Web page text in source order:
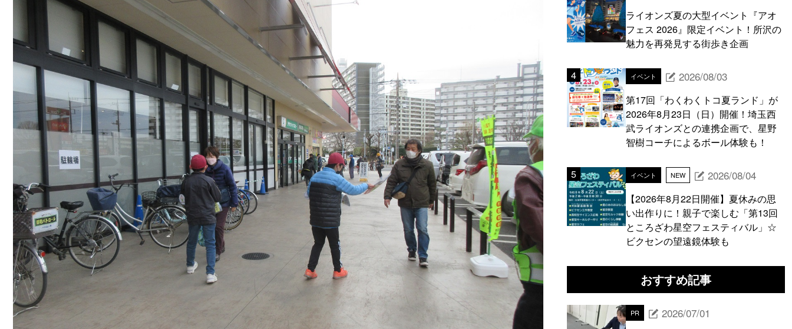
ライオンズ夏の大型イベント『アオ
フェス 2026』限定イベント！所沢の
魅力を再発見する街歩き企画
イベント 2026/08/03
第17回「わくわくトコ夏ランド」が
2026年8月23日（日）開催！埼玉西
武ライオンズとの連携企画で、星野
智樹コーチによるボール体験も！
イベント NEW 2026/08/04
【2026年8月22日開催】夏休みの思
い出作りに！親子で楽しむ「第13回
ところざわ星空フェスティバル」☆
ビクセンの望遠鏡体験も
おすすめ記事
PR 2026/07/01